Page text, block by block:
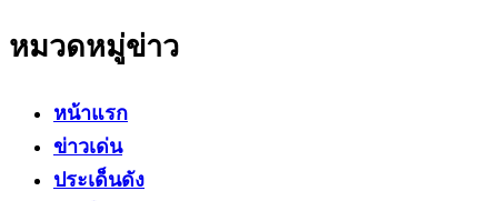
หมวดหมู่ข่าว
หน้าแรก
ข่าวเด่น
ประเด็นดัง